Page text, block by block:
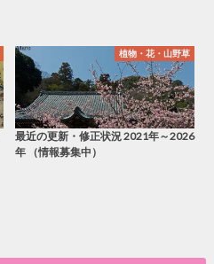
植物・花・山野草
最近の更新・修正状況 2021年～2026
年 （情報募集中）